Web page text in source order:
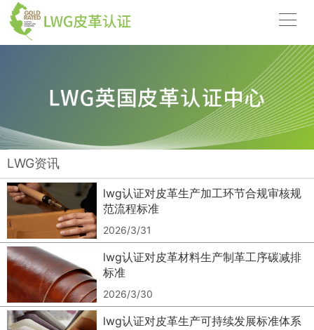
LWG资讯
lwg认证对皮革生产加工环节合规审核规
范流程标准
2026/3/31
lwg认证对皮革材料生产制革工序碳减排
标准
2026/3/30
lwg认证对皮革生产可持续发展标准体系